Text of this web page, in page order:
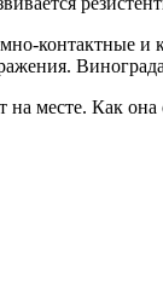
контактные и
месте. Как она